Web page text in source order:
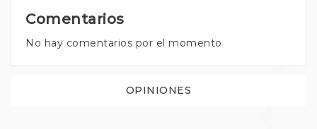
Comentarios
No hay comentarios por el momento
OPINIONES